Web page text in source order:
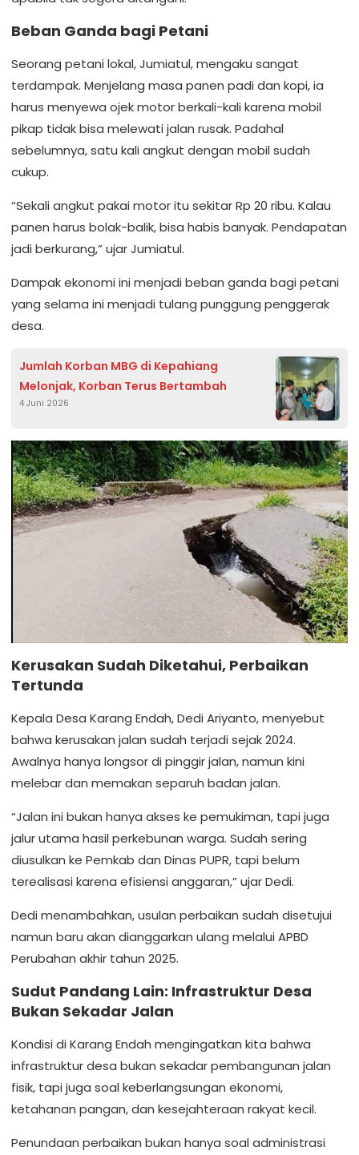
Beban Ganda bagi Petani
Seorang petani lokal, Jumiatul, mengaku sangat
terdampak. Menjelang masa panen padi dan kopi, ia
harus menyewa ojek motor berkali-kali karena mobil
pikap tidak bisa melewati jalan rusak. Padahal
sebelumnya, satu kali angkut dengan mobil sudah
cukup.
“Sekali angkut pakai motor itu sekitar Rp 20 ribu. Kalau
panen harus bolak-balik, bisa habis banyak. Pendapatan
jadi berkurang,” ujar Jumiatul.
Dampak ekonomi ini menjadi beban ganda bagi petani
yang selama ini menjadi tulang punggung penggerak
desa.
Jumlah Korban MBG di Kepahiang
Melonjak, Korban Terus Bertambah
4 Juni 2026
Kerusakan Sudah Diketahui, Perbaikan
Tertunda
Kepala Desa Karang Endah, Dedi Ariyanto, menyebut
bahwa kerusakan jalan sudah terjadi sejak 2024.
Awalnya hanya longsor di pinggir jalan, namun kini
melebar dan memakan separuh badan jalan.
“Jalan ini bukan hanya akses ke pemukiman, tapi juga
jalur utama hasil perkebunan warga. Sudah sering
diusulkan ke Pemkab dan Dinas PUPR, tapi belum
terealisasi karena efisiensi anggaran,” ujar Dedi.
Dedi menambahkan, usulan perbaikan sudah disetujui
namun baru akan dianggarkan ulang melalui APBD
Perubahan akhir tahun 2025.
Sudut Pandang Lain: Infrastruktur Desa
Bukan Sekadar Jalan
Kondisi di Karang Endah mengingatkan kita bahwa
infrastruktur desa bukan sekadar pembangunan jalan
fisik, tapi juga soal keberlangsungan ekonomi,
ketahanan pangan, dan kesejahteraan rakyat kecil.
Penundaan perbaikan bukan hanya soal administrasi